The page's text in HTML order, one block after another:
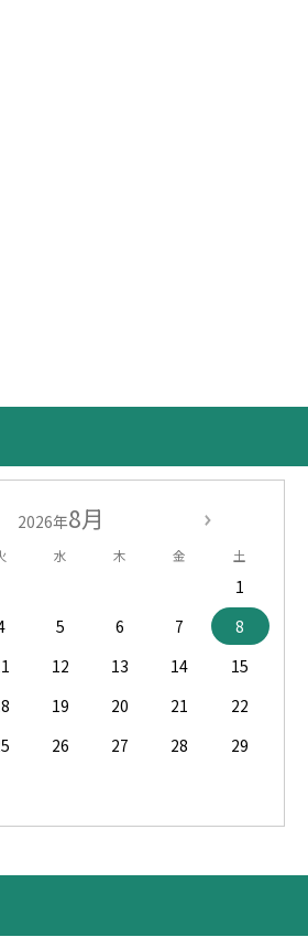
2026年8月
水 木 金 土
1
5 6 7
8
12 13 14
15
19 20 21
22
26 27 28
29